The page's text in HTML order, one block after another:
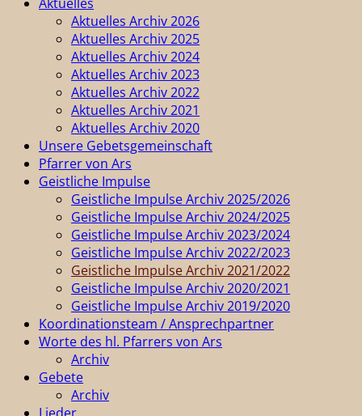
Aktuelles Archiv 2026
Aktuelles Archiv 2025
Aktuelles Archiv 2024
Aktuelles Archiv 2023
Aktuelles Archiv 2022
Aktuelles Archiv 2021
Aktuelles Archiv 2020
Unsere Gebetsgemeinschaft
Pfarrer von Ars
Geistliche Impulse
Geistliche Impulse Archiv 2025/2026
Geistliche Impulse Archiv 2024/2025
Geistliche Impulse Archiv 2023/2024
Geistliche Impulse Archiv 2022/2023
Geistliche Impulse Archiv 2021/2022
Geistliche Impulse Archiv 2020/2021
Geistliche Impulse Archiv 2019/2020
Koordinationsteam / Ansprechpartner
Worte des hl. Pfarrers von Ars
Archiv
Gebete
Archiv
Lieder